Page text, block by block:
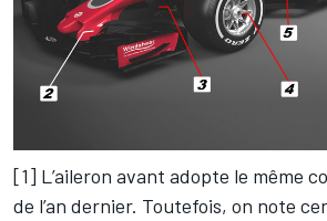
[1] L’aileron avant adopte le même
de l’an dernier. Toutefois, on note